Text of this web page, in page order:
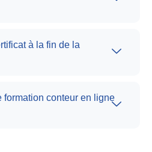
à la fin de la
formation conteur en ligne